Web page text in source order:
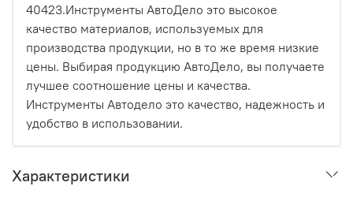
40423.Инструменты АвтоДело это высокое
качество материалов, используемых для
производства продукции, но в то же время низкие
цены. Выбирая продукцию АвтоДело, вы получаете
лучшее соотношение цены и качества.
Инструменты Автодело это качество, надежность и
удобство в использовании.
Характеристики